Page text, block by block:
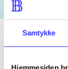
Samtykke
Tidsskrift